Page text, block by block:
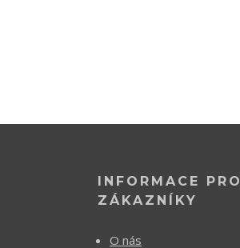
INFORMACE PRO
ZÁKAZNÍKY
O nás